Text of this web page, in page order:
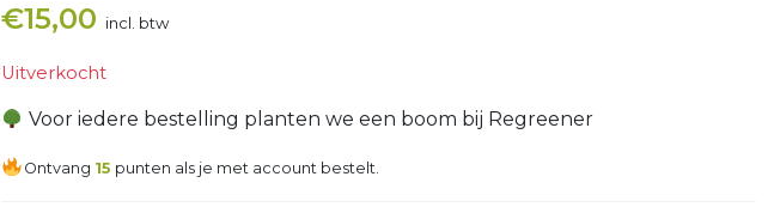
€15,00 incl. btw
Uitverkocht
Voor iedere bestelling planten we een boom bij Regreener
Ontvang 15 punten als je met account bestelt.